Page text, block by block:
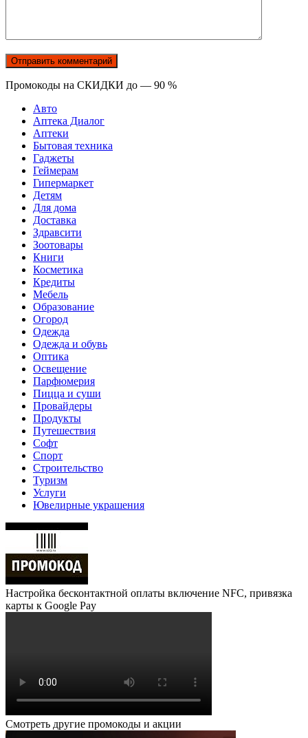
Промокоды на СКИДКИ до — 90 %
Авто
Аптека Диалог
Аптеки
Бытовая техника
Гаджеты
Геймерам
Гипермаркет
Детям
Для дома
Доставка
Здравсити
Зоотовары
Книги
Косметика
Кредиты
Мебель
Образование
Огород
Одежда
Одежда и обувь
Оптика
Освещение
Парфюмерия
Пицца и суши
Провайдеры
Продукты
Путешествия
Софт
Спорт
Строительство
Туризм
Услуги
Ювелирные украшения
Настройка бесконтактной оплаты включение NFC, привязка
карты к Google Pay
Смотреть другие промокоды и акции